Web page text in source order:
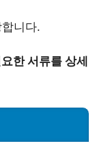
니다.
한 서류를 상세